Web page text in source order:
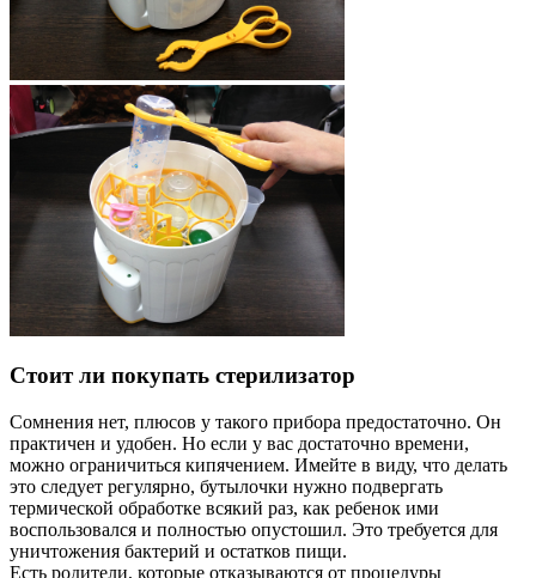
Стоит ли покупать стерилизатор
Сомнения нет, плюсов у такого прибора предостаточно. Он
практичен и удобен. Но если у вас достаточно времени,
можно ограничиться кипячением. Имейте в виду, что делать
это следует регулярно, бутылочки нужно подвергать
термической обработке всякий раз, как ребенок ими
воспользовался и полностью опустошил. Это требуется для
уничтожения бактерий и остатков пищи.
Есть родители, которые отказываются от процедуры